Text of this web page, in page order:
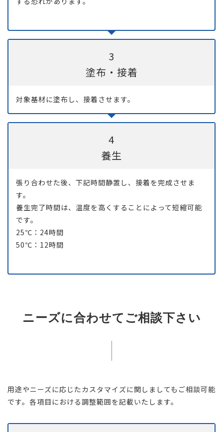
3
塗布・接着
対象基材に塗布し、接着させます。
4
養生
張り合わせた後、下記時間静置し、接着を完成させま
す。
養生完了時間は、温度を高くすることによって短縮可能
です。
25℃：24時間
50℃：12時間
ニーズに合わせてご相談下さい
用途やニーズに応じたカスタマイズに関しましてもご相談可能
です。各項目における調整範囲を記載いたします。